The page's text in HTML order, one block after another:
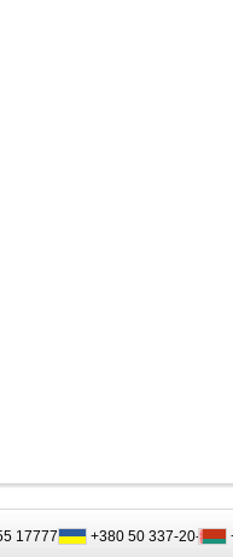
17777
+380 50 337-20-47